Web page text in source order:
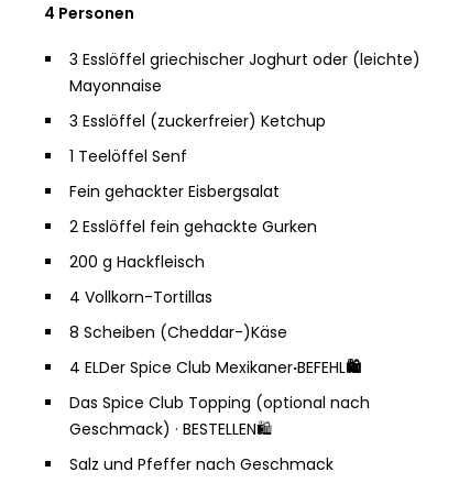
4 Personen
3 Esslöffel griechischer Joghurt oder (leichte)
Mayonnaise
3 Esslöffel (zuckerfreier) Ketchup
1 Teelöffel Senf
Fein gehackter Eisbergsalat
2 Esslöffel fein gehackte Gurken
200 g Hackfleisch
4 Vollkorn-Tortillas
8 Scheiben (Cheddar-)Käse
4 ELDer Spice Club Mexikaner·BEFEHL🛍️
Das Spice Club Topping (optional nach
Geschmack) · BESTELLEN🛍️
Salz und Pfeffer nach Geschmack